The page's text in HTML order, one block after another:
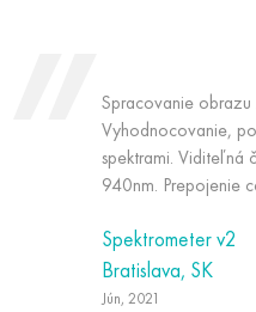
Spracovanie obrazu
Vyhodnocovanie,
spektrami. Viditeľná
940nm. Prepojenie
Spektrometer v2
Bratislava, SK
Jún, 2021